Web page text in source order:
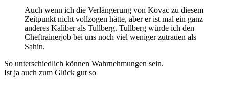
Auch wenn ich die Verlängerung von Kovac zu diesem
Zeitpunkt nicht vollzogen hätte, aber er ist mal ein ganz
anderes Kaliber als Tullberg. Tullberg würde ich den
Cheftrainerjob bei uns noch viel weniger zutrauen als
Sahin.
So unterschiedlich können Wahrnehmungen sein.
Ist ja auch zum Glück gut so